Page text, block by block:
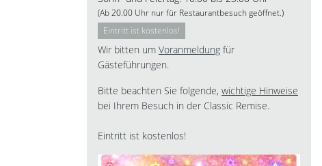
(Ab 20.00 Uhr nur für Restaurantbesuch geöffnet.)
Eintritt ist kostenlos!
Wir bitten um Voranmeldung für
Gästeführungen.
Bitte beachten Sie folgende, wichtige Hinweise
bei Ihrem Besuch in der Classic Remise.
Eintritt ist kostenlos!